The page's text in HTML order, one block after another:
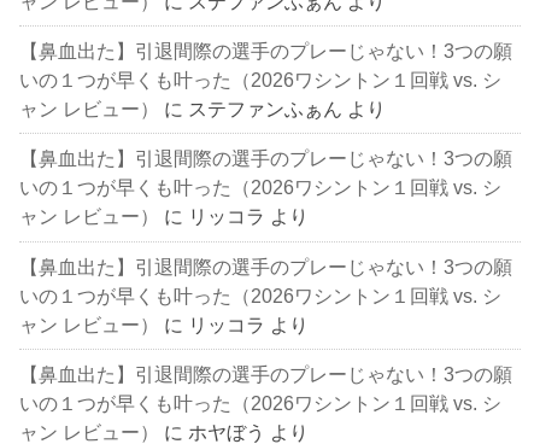
【鼻血出た】引退間際の選手のプレーじゃない！3つの願
いの１つが早くも叶った（2026ワシントン１回戦 vs. シ
ャン レビュー）
に ステファンふぁん より
【鼻血出た】引退間際の選手のプレーじゃない！3つの願
いの１つが早くも叶った（2026ワシントン１回戦 vs. シ
ャン レビュー）
に リッコラ より
【鼻血出た】引退間際の選手のプレーじゃない！3つの願
いの１つが早くも叶った（2026ワシントン１回戦 vs. シ
ャン レビュー）
に リッコラ より
【鼻血出た】引退間際の選手のプレーじゃない！3つの願
いの１つが早くも叶った（2026ワシントン１回戦 vs. シ
ャン レビュー）
に ホヤぼう より